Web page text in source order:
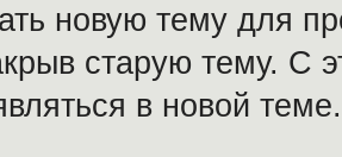
новую тему для
старую тему. С
в новой теме.